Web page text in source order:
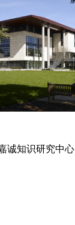
诚知识研究中心